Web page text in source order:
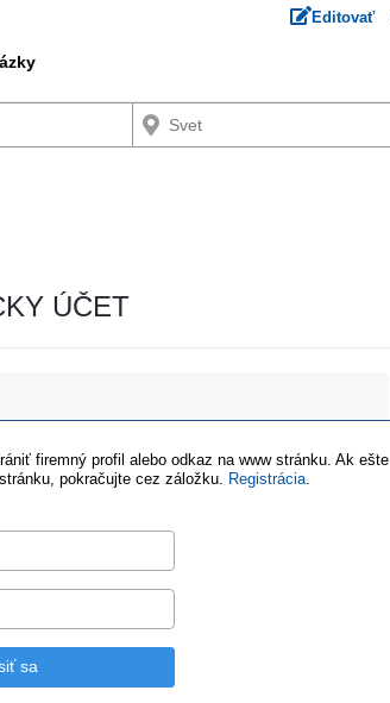
Editovať
ÚČET
firemný profil alebo odkaz na www stránku. Ak ešte
pokračujte cez záložku.
Registrácia